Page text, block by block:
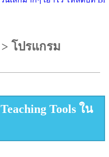
> โปรแกรม
Tools ใน